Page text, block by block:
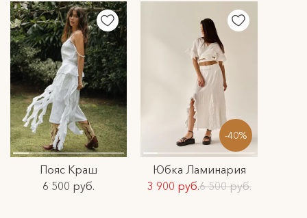
Пояс Краш
6 500 руб.
-40%
Юбка Ламинария
3 900 руб.6 500 руб.